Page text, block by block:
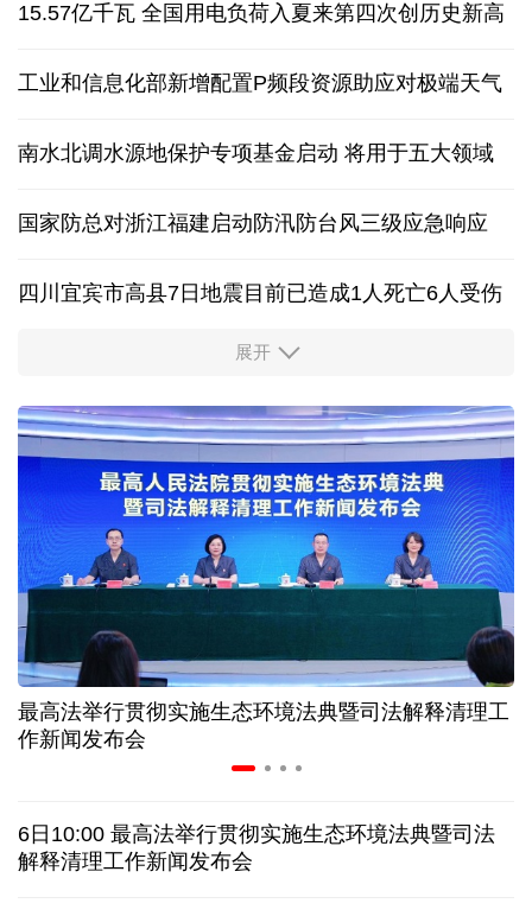
15.57亿千瓦 全国用电负荷入夏来第四次创历史新高
工业和信息化部新增配置P频段资源助应对极端天气
南水北调水源地保护专项基金启动 将用于五大领域
国家防总对浙江福建启动防汛防台风三级应急响应
四川宜宾市高县7日地震目前已造成1人死亡6人受伤
四个关键词解读中国经济韧性
球票撬动全城消费 赛事经济如何将"流量"变"增量"
第五届数贸会将首设Token专区 探索算力贸易新路径
北京：非京籍家庭购房社保个税缴纳年限下调为一年
近346亿元 广东电网交出上半年投资建设亮眼答卷
31省份上半年外贸成绩单出炉 见证产业提质跃迁
俄黑客称获取北约直接参与袭击俄领土的书面证据
展开
最高法举行贯彻实施生态环境法典暨司法解释清理工
作新闻发布会
6日10:00 最高法举行贯彻实施生态环境法典暨司法
解释清理工作新闻发布会